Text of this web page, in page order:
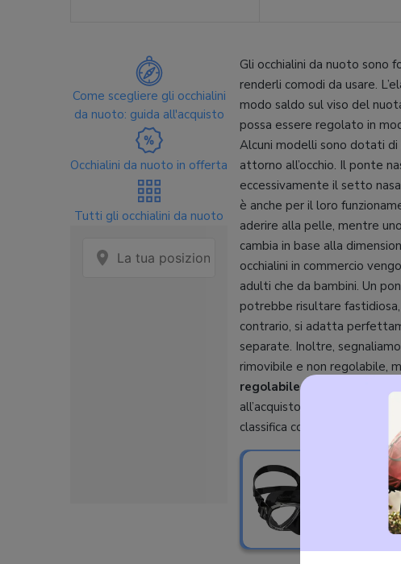
Gli occhialini da nuoto sono
renderli comodi da usare.
modo saldo sul viso del
possa essere regolato in
Alcuni modelli sono dotati di
attorno all’occhio. Il ponte
eccessivamente il setto
è anche per il loro
aderire alla pelle, mentre
cambia in base alla
occhialini in commercio
adulti che da bambini. Un
potrebbe risultare
contrario, si adatta
separate. Inoltre,
rimovibile e non regolabile,
regolabile, in modo da
all’acquisto di strumenti
classifica con le migliori
LEGGI
Le
Come scegliere gli occhialini
da nuoto: guida all'acquisto
Occhialini da nuoto in offerta
Tutti gli occhialini da nuoto